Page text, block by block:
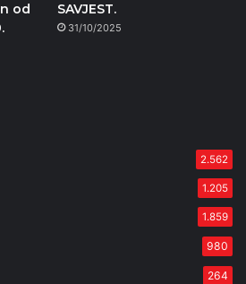
od
SAVJEST.
31/10/2025
2.562
1.205
1.859
980
264